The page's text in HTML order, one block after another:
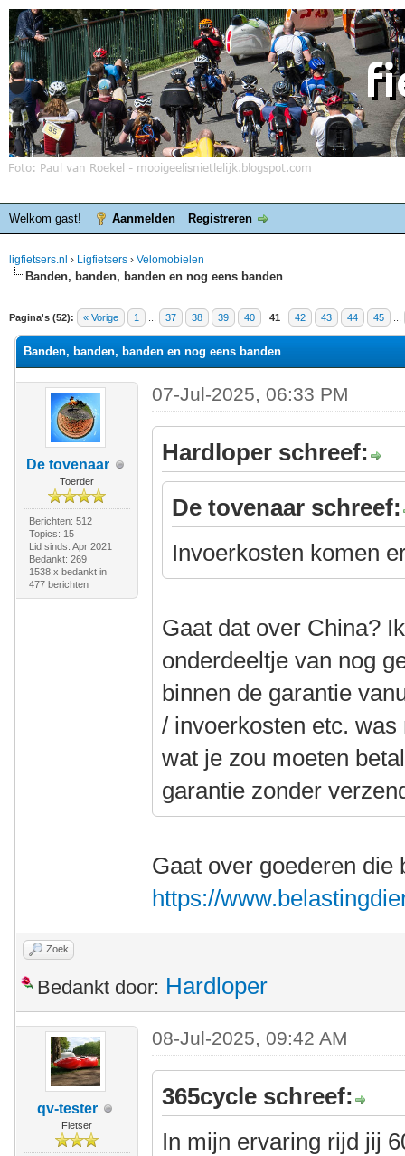
Welkom gast! Aanmelden Registreren
ligfietsers.nl › Ligfietsers › Velomobielen
Banden, banden, banden en nog eens banden
Pagina's (52): « Vorige 1 37 38 39 40 41 42 43 44 45
waardering is 3
Banden, banden, banden en nog eens banden
De tovenaar
Toerder
Berichten: 512
Topics: 15
Lid sinds: Apr 2021
Bedankt: 269
1538 x bedankt in
477 berichten
07-Jul-2025, 06:33 PM
Hardloper schreef:
De tovenaar schreef:
Invoerkosten komen
Gaat dat over China?
onderdeeltje van nog
binnen de garantie
/ invoerkosten etc.
wat je zou moeten
garantie zonder
Gaat over goederen
https://
Zoek
Bedankt door: Hardloper
qv-tester
Fietser
08-Jul-2025, 09:42 AM
365cycle schreef:
In mijn ervaring rijd jij